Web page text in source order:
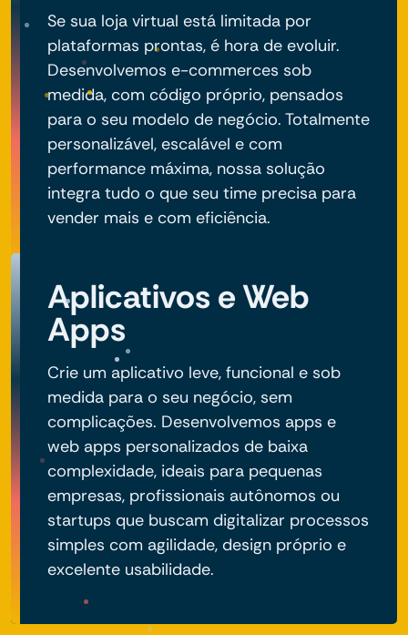
Se sua loja virtual está limitada por
plataformas prontas, é hora de evoluir.
Desenvolvemos e-commerces sob
medida, com código próprio, pensados
para o seu modelo de negócio. Totalmente
personalizável, escalável e com
performance máxima, nossa solução
integra tudo o que seu time precisa para
vender mais e com eficiência.
Aplicativos e Web
Apps
Crie um aplicativo leve, funcional e sob
medida para o seu negócio, sem
complicações. Desenvolvemos apps e
web apps personalizados de baixa
complexidade, ideais para pequenas
empresas, profissionais autônomos ou
startups que buscam digitalizar processos
simples com agilidade, design próprio e
excelente usabilidade.